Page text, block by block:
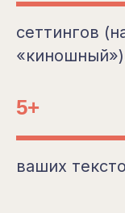
сеттингов
5+
ваших